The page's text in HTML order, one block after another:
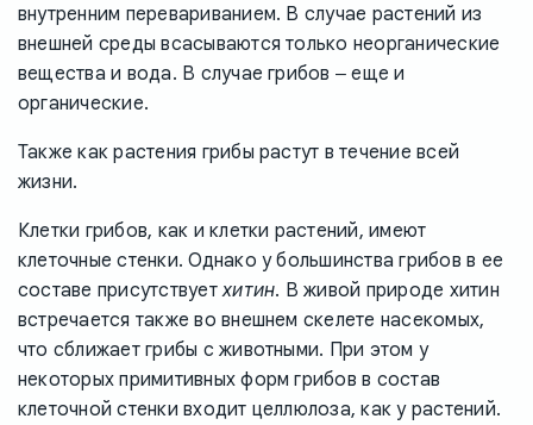
внутренним перевариванием. В случае растений из
внешней среды всасываются только неорганические
вещества и вода. В случае грибов ‒ еще и
органические.
Также как растения грибы растут в течение всей
жизни.
Клетки грибов, как и клетки растений, имеют
клеточные стенки. Однако у большинства грибов в ее
составе присутствуетхитин. В живой природе хитин
встречается также во внешнем скелете насекомых,
что сближает грибы с животными. При этом у
некоторых примитивных форм грибов в состав
клеточной стенки входит целлюлоза, как у растений.